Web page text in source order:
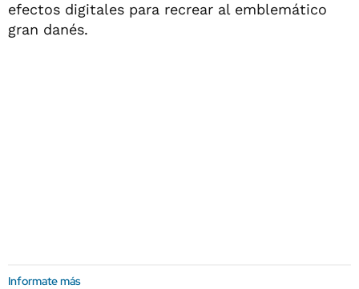
efectos digitales para recrear al emblemático
gran danés.
Informate más